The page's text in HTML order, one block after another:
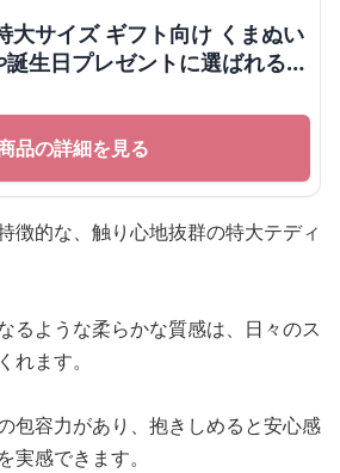
大サイズ ギフト向け くまぬい
誕生日プレゼントに選ばれる人
品の詳細を見る
徴的な、触り心地抜群の特大テディ
るような柔らかな質感は、日々のス
れます。
包容力があり、抱きしめると安心感
実感できます。